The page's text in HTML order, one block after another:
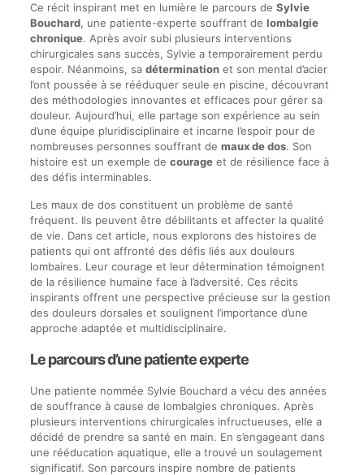
Ce récit inspirant met en lumière le parcours de Sylvie
Bouchard, une patiente-experte souffrant de lombalgie
chronique. Après avoir subi plusieurs interventions
chirurgicales sans succès, Sylvie a temporairement perdu
espoir. Néanmoins, sa déterminationet son mental d’acier
l’ont poussée à se rééduquer seule en piscine, découvrant
des méthodologies innovantes et efficaces pour gérer sa
douleur. Aujourd’hui, elle partage son expérience au sein
d’une équipe pluridisciplinaire et incarne l’espoir pour de
nombreuses personnes souffrant de maux de dos. Son
histoire est un exemple de courageet de résilience face à
des défis interminables.
Les maux de dos constituent un problème de santé
fréquent. Ils peuvent être débilitants et affecter la qualité
de vie. Dans cet article, nous explorons des histoires de
patients qui ont affronté des défis liés aux douleurs
lombaires. Leur courage et leur détermination témoignent
de la résilience humaine face à l’adversité. Ces récits
inspirants offrent une perspective précieuse sur la gestion
des douleurs dorsales et soulignent l’importance d’une
approche adaptée et multidisciplinaire.
Le parcours d’une patiente experte
Une patiente nommée Sylvie Bouchard a vécu des années
de souffrance à cause de lombalgies chroniques. Après
plusieurs interventions chirurgicales infructueuses, elle a
décidé de prendre sa santé en main. En s’engageant dans
une rééducation aquatique, elle a trouvé un soulagement
significatif. Son parcours inspire nombre de patients